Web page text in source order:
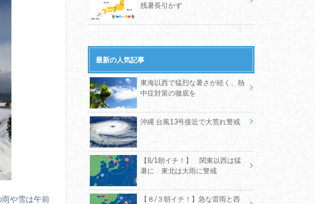
や雪は午前
残暑長引かず
最新の人気記事
東海以西で猛烈な暑さが続く、熱
中症対策の徹底を
沖縄 台風13号接近で大荒れ警戒
【8/1朝イチ！】 関東以西は猛
暑に 東北は大雨に警戒
【８/３朝イチ！】急な雷雨と西